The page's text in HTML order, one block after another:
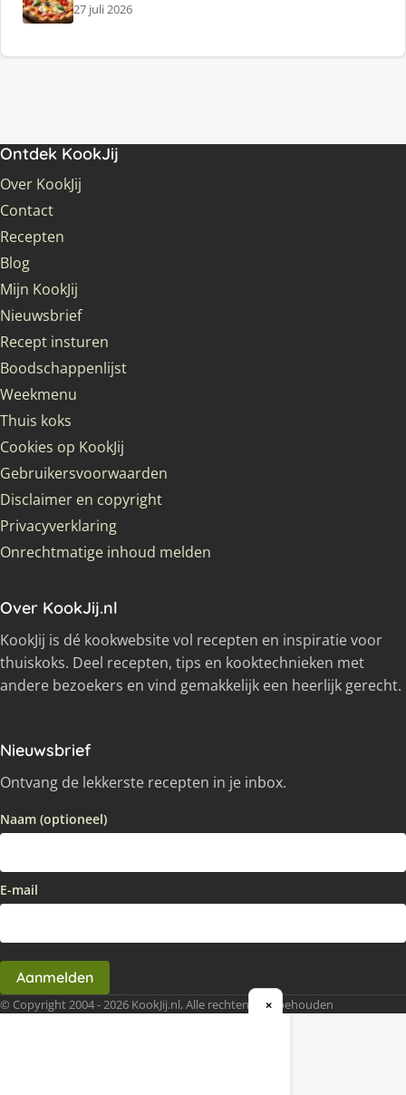
27 juli 2026
Ontdek KookJij
Over KookJij
Contact
Recepten
Blog
Mijn KookJij
Nieuwsbrief
Recept insturen
Boodschappenlijst
Weekmenu
Thuis koks
Cookies op KookJij
Gebruikersvoorwaarden
Disclaimer en copyright
Privacyverklaring
Onrechtmatige inhoud melden
Over KookJij.nl
KookJij is dé kookwebsite vol recepten en inspiratie voor
thuiskoks. Deel recepten, tips en kooktechnieken met
andere bezoekers en vind gemakkelijk een heerlijk gerecht.
Nieuwsbrief
Ontvang de lekkerste recepten in je inbox.
Naam (optioneel)
E-mail
Aanmelden
© Copyright 2004 - 2026 KookJij.nl, Alle rechten voorbehouden
×